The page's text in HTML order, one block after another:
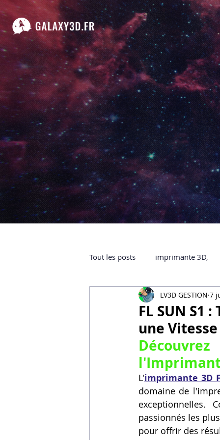
Tout les posts imprimante 3D,
impression 3D à la demande
ARTILLERY 3D
certifiée QUALIOPI Refaire
Creality Hi combo Artillery
FL SUN S1
une
LV3D GESTION 7
L'imprimante 3D
domaine de
exceptionnelles.
passionnés les
pour offrir des